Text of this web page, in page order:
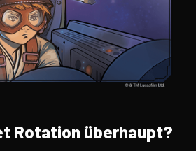
Rotation überhaupt?